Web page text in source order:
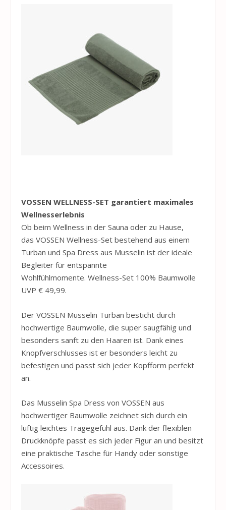
VOSSEN WELLNESS-SET garantiert maximales
Wellnesserlebnis
Ob beim Wellness in der Sauna oder zu Hause,
dasVOSSEN Wellness-Set bestehend aus einem
Turban und Spa Dress aus Musselin ist der ideale
Begleiter für entspannte
Wohlfühlmomente. Wellness-Set 100% Baumwolle
UVP € 49,99.
DerVOSSEN Musselin Turban besticht durch
hochwertige Baumwolle, die super saugfähig und
besonders sanft zu den Haaren ist. Dank eines
Knopfverschlusses ist er besonders leicht zu
befestigen und passt sich jeder Kopfform perfekt
an.
Das Musselin Spa Dress vonVOSSEN aus
hochwertiger Baumwolle zeichnet sich durch ein
luftig leichtes Tragegefühl aus. Dank der flexiblen
Druckknöpfe passt es sich jeder Figur an und besitzt
eine praktische Tasche für Handy oder sonstige
Accessoires.